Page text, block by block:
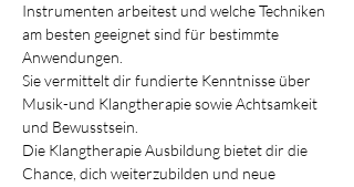
Instrumenten arbeitest und welche Techniken
am besten geeignet sind für bestimmte
Anwendungen.
Sie vermittelt dir fundierte Kenntnisse über
Musik-und Klangtherapie sowie Achtsamkeit
und Bewusstsein.
Die Klangtherapie Ausbildung bietet dir die
Chance, dich weiterzubilden und neue